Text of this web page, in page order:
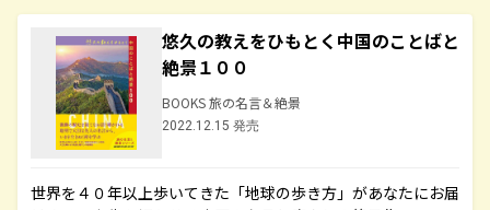
悠久の教えをひもとく中国のことばと
絶景１００
BOOKS 旅の名言＆絶景
2022.12.15 発売
世界を４０年以上歩いてきた「地球の歩き方」があなたにお届